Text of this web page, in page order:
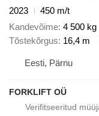
2023
450 m/t
Kandevõime 4 500 kg
Tõstekõrgus 16,4 m
Eesti, Pärnu
FORKLIFT OÜ